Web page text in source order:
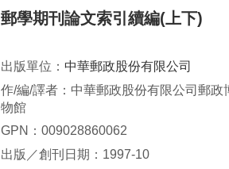
郵學期刊論文索引續編(上下)
出版單位： 中華郵政股份有限公司
作/編/譯者：中華郵政股份有限公司郵政
物館
GPN：009028860062
出版／創刊日期：1997-10